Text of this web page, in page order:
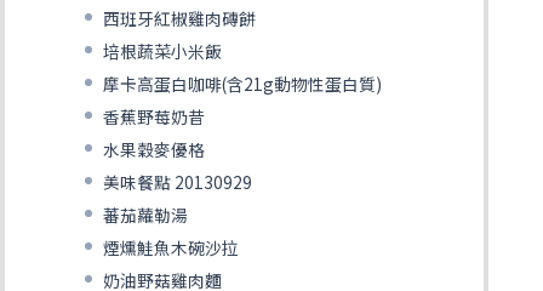
西班牙紅椒雞肉磚餅
培根蔬菜小米飯
摩卡高蛋白咖啡(含21g動物性蛋白質)
香蕉野莓奶昔
水果穀麥優格
美味餐點 20130929
蕃茄蘿勒湯
煙燻鮭魚木碗沙拉
奶油野菇雞肉麵